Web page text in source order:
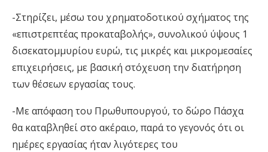
-Στηρίζει, μέσω του χρηματοδοτικού σχήματος της
«επιστρεπτέας προκαταβολής», συνολικού ύψους 1
δισεκατομμυρίου ευρώ, τις μικρές και μικρομεσαίες
επιχειρήσεις, με βασική στόχευση την διατήρηση
των θέσεων εργασίας τους.
-Με απόφαση του Πρωθυπουργού, το δώρο Πάσχα
θα καταβληθεί στο ακέραιο, παρά το γεγονός ότι οι
ημέρες εργασίας ήταν λιγότερες του